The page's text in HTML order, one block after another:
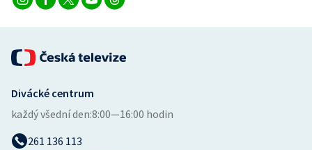
Divácké centrum
každý všední den:8:00—16:00 hodin
261 136 113